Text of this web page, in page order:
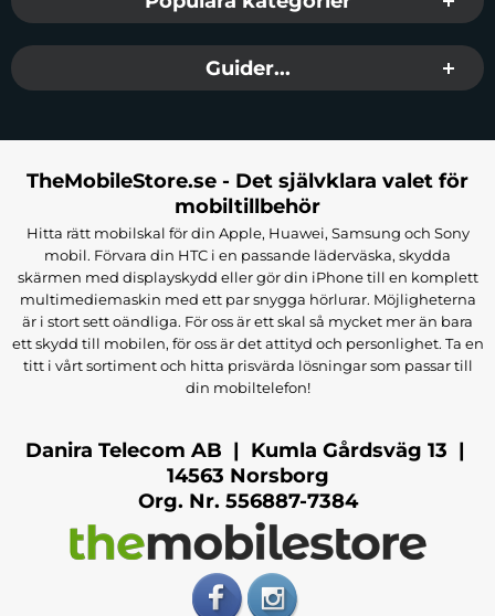
Guider...
TheMobileStore.se - Det självklara valet för
mobiltillbehör
Hitta rätt mobilskal för din Apple, Huawei, Samsung och Sony
mobil. Förvara din HTC i en passande läderväska, skydda
skärmen med displayskydd eller gör din iPhone till en komplett
multimediemaskin med ett par snygga hörlurar. Möjligheterna
är i stort sett oändliga. För oss är ett skal så mycket mer än bara
ett skydd till mobilen, för oss är det attityd och personlighet. Ta en
titt i vårt sortiment och hitta prisvärda lösningar som passar till
din mobiltelefon!
Danira Telecom AB | Kumla Gårdsväg 13 |
14563 Norsborg
Org. Nr. 556887-7384